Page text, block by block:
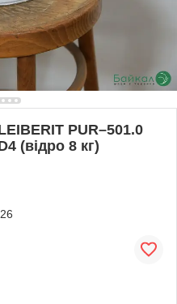
PUR–501.0
(відро 8 кг)